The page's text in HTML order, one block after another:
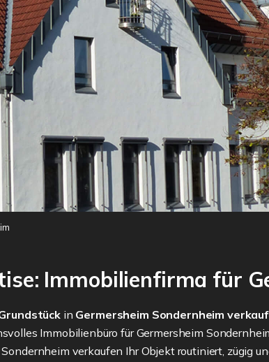
Immobilienfirma für
in Germersheim Sondernheim
Immobilienbüro für Germersheim
verkaufen Ihr Objekt routiniert, zügig